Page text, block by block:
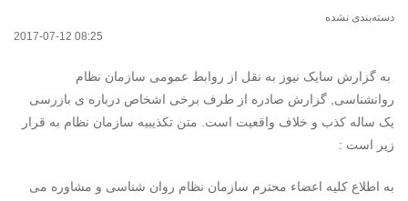
دسته‌بندی نشده
2017-07-12 08:25
به گزارش سایک نیوز به نقل از روابط عمومی سازمان نظام
روانشناسی, گزارش صادره از طرف برخی اشخاص درباره ی بازرسی
یک ساله کذب و خلاف واقعیت است. متن تکذیبیه سازمان نظام به قرار
زیر است :
به اطلاع کلیه اعضاء محترم سازمان نظام روان شناسی و مشاوره می